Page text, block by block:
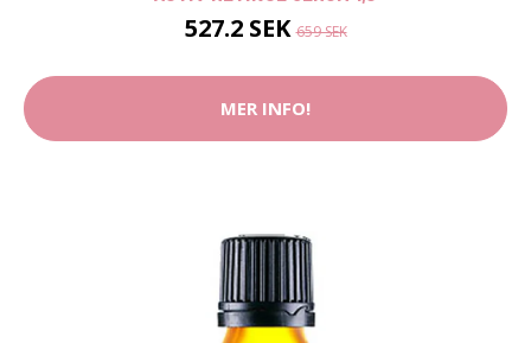
527.2 SEK659 SEK
MER INFO!